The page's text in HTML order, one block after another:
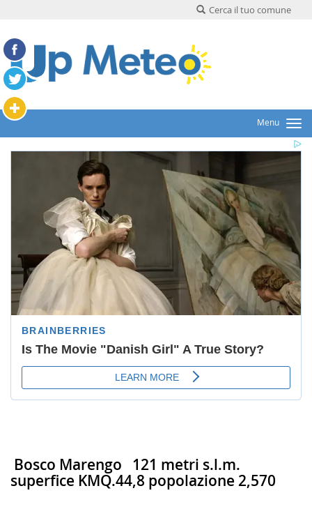
Cerca il tuo comune
Menu
Bosco Marengo 121 metri s.l.m.
superfice KMQ.44,8 popolazione 2,570